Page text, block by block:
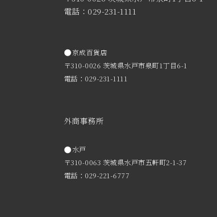
電話：029-231-1111
京成百貨店
〒310-0026 茨城県水戸市泉町1丁目6-1
電話：029-231-1111
外商事務所
水戸
〒310-0063 茨城県水戸市五軒町2-1-37
電話：029-221-6777